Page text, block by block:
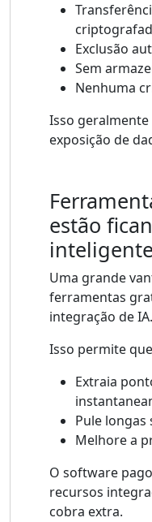
Exclusão
Sem
Nenhuma
Isso
exposição de
estão
Uma grande
ferramentas
integração de IA.
Isso permite
Extraia
Pule longas
Melhore a
O software
recursos
cobra extra.